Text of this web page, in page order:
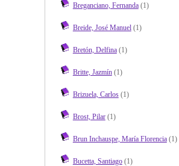
Breganciano, Fernanda(1)
Breide, José Manuel(1)
Bretón, Delfina(1)
Britte, Jazmín(1)
Brizuela, Carlos(1)
Brost, Pilar(1)
Brun Inchauspe, María Florencia(1)
Bucetta, Santiago(1)